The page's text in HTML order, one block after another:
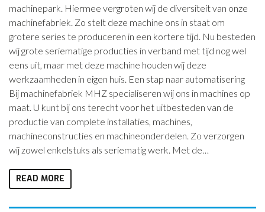
machinepark. Hiermee vergroten wij de diversiteit van onze
machinefabriek. Zo stelt deze machine ons in staat om
grotere series te produceren in een kortere tijd. Nu besteden
wij grote seriematige producties in verband met tijd nog wel
eens uit, maar met deze machine houden wij deze
werkzaamheden in eigen huis. Een stap naar automatisering
Bij machinefabriek MHZ specialiseren wij ons in machines op
maat. U kunt bij ons terecht voor het uitbesteden van de
productie van complete installaties, machines,
machineconstructies en machineonderdelen. Zo verzorgen
wij zowel enkelstuks als seriematig werk. Met de…
READ MORE